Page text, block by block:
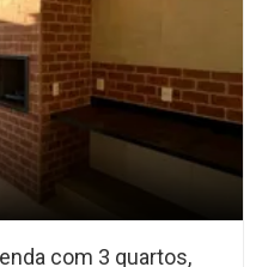
com 3 quartos,